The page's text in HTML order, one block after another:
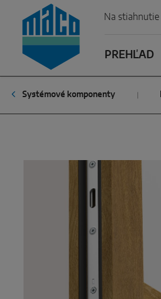
Zum Inhalt
Zum Inhaltsverzeichnis
Zur Hautpnavigation
Na stiahnutie
PREHĽAD
Systémové komponenty